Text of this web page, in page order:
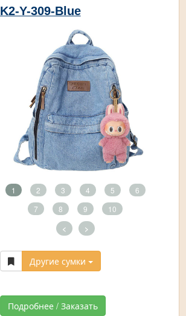
K2-Y-309-Blue
1 2 3 4 5
6
7
8 9 10
< >
Другие сумки
Подробнее / Заказать